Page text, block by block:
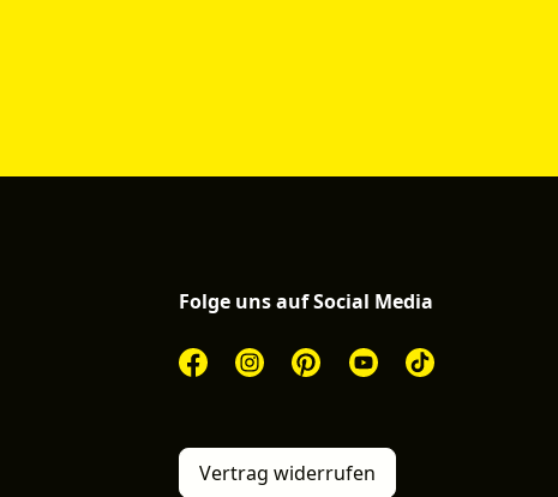
Folge uns auf Social Media
Vertrag widerrufen